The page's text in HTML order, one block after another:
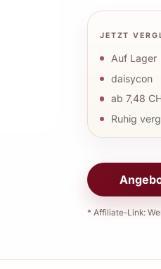
JETZT
Auf Lager
daisycon
ab 7,48
Ruhig
* Affiliate-Link: